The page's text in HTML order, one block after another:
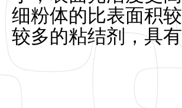
细粉体的比表面积
较多的粘结剂，具